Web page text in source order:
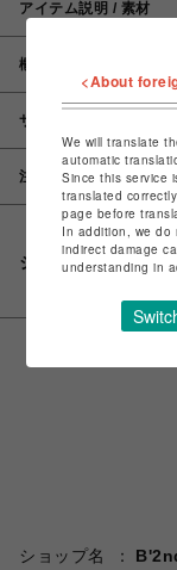
アイテム説明 / 素材
概要
サイズ
注意事項
シェアする
ショップ名
<About
We will translate
automatic
Since this service
translated
page before
In addition, we do
indirect damage
understanding in